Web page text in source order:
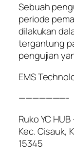
Sebuah
periode
dilakukan
tergantung
pengujian
EMS
———————-
Ruko YC
Kec. Cisauk,
15345